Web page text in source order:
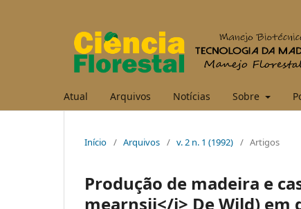
Atual Arquivos Notícias Sobre
Início / Arquivos / v. 2 n. 1 (1992) / Artigos
Produção de madeira e
mearnsii</i> De Wild) em